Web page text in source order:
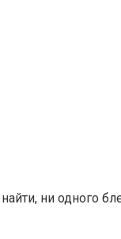
ни одного